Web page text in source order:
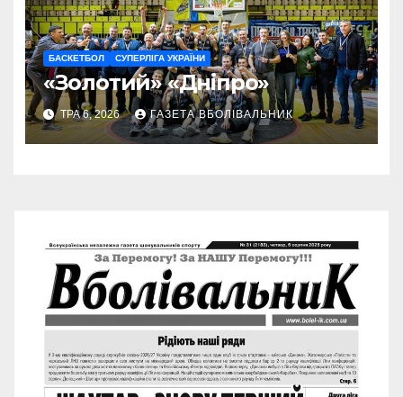
БАСКЕТБОЛ СУПЕРЛІГА УКРАЇНИ
«Золотий» «Дніпро»
ТРА 6, 2026 ГАЗЕТА ВБОЛІВАЛЬНИК